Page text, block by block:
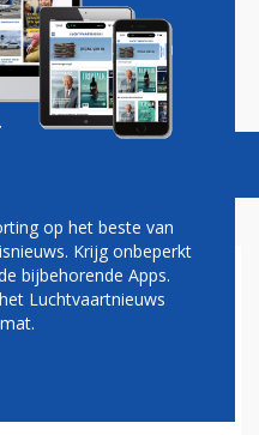
Vacatures
AAN AIR
op het beste van
Krijg onbeperkt
bijbehorende Apps.
Luchtvaartnieuws